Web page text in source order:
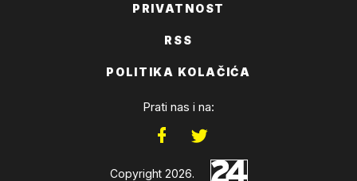
PRIVATNOST
RSS
POLITIKA KOLAČIĆA
Prati nas i na:
Copyright 2026.